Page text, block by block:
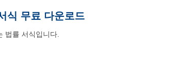
식 무료 다운로드
법률 서식입니다.